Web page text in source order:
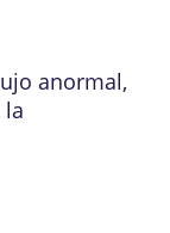
anormal,
la